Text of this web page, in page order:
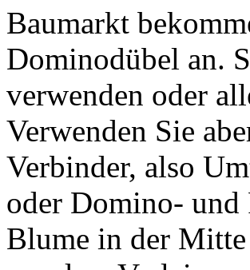
Baumarkt
Dominodübel an.
verwenden oder
Verwenden Sie
Verbinder, also
oder Domino- und
Blume in der